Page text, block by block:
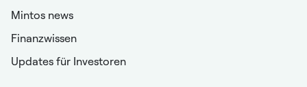
Mintos news
Finanzwissen
Updates für Investoren